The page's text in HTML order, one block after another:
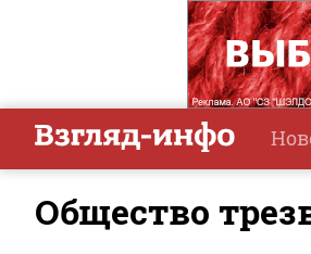
Общество